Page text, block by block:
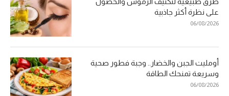
على نظرة أكثر جاذبية
06/08/2026
أومليت الجبن والخضار.. وجبة فطور صحية
وسريعة تمنحك الطاقة
06/08/2026